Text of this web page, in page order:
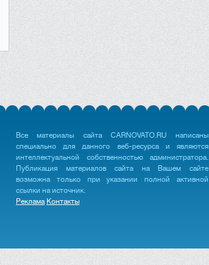
Все материалы сайта CARNOVATO.RU написаны
специально для данного веб-ресурса и являются
интеллектуальной собственностью администратора.
Публикация материалов сайта на Вашем сайте
возможна только при указании полной активной
ссылки на источник.
Реклама Контакты